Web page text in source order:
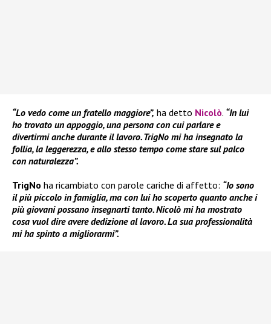
“Lo vedo come un fratello maggiore”, ha detto Nicolò. “In lui
ho trovato un appoggio, una persona con cui parlare e
divertirmi anche durante il lavoro. TrigNo mi ha insegnato la
follia, la leggerezza, e allo stesso tempo come stare sul palco
con naturalezza”.
TrigNo ha ricambiato con parole cariche di affetto: “Io sono
il più piccolo in famiglia, ma con lui ho scoperto quanto anche i
più giovani possano insegnarti tanto. Nicolò mi ha mostrato
cosa vuol dire avere dedizione al lavoro. La sua professionalità
mi ha spinto a migliorarmi”.